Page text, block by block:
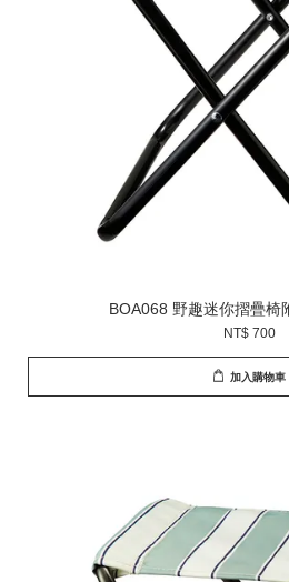
BOA068 野趣迷你摺疊椅
NT$ 700
加入購物車